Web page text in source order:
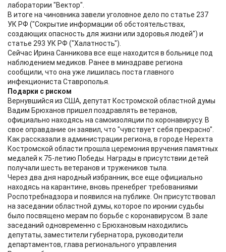
лаборатории "Вектор".
В итоге на чиновника завели уголовное дело по статье 237
УК РФ ("Сокрытие информации об обстоятельствах,
создающих опасность для жизни или здоровья людей") и
статье 293 УК РФ ("Халатность").
Сейчас Ирина Санникова все еще находится в больнице под
наблюдением медиков. Ранее в минздраве региона
сообщили, что она уже лишилась поста главного
инфекциониста Ставрополья.
Подарки с риском
Вернувшийся из США, депутат Костромской областной думы
Вадим Брюханов пришел поздравлять ветеранов,
официально находясь на самоизоляции по коронавирусу. В
свое оправдание он заявил, что "чувствует себя прекрасно".
Как рассказали в администрации региона, в городе Нерехта
Костромской области прошла церемония вручения памятных
медалей к 75-летию Победы. Награды в присутствии детей
получали шесть ветеранов и тружеников тыла.
Через два дня народный избранник, все еще официально
находясь на карантине, вновь пренебрег требованиями
Роспотребнадзора и появился на публике. Он присутствовал
на заседании областной думы, которое по иронии судьбы
было посвящено мерам по борьбе с коронавирусом. В зале
заседаний одновременно с Брюхановым находились
депутаты, заместители губернатора, руководители
департаментов, глава регионального управления